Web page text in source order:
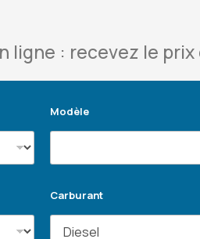
ligne : recevez le
Modèle
Carburant